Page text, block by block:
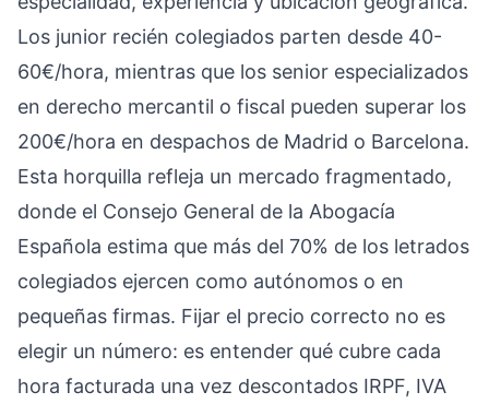
Los junior recién colegiados parten desde 40-
60€/hora, mientras que los senior especializados
en derecho mercantil o fiscal pueden superar los
200€/hora en despachos de Madrid o Barcelona.
Esta horquilla refleja un mercado fragmentado,
donde el Consejo General de la Abogacía
Española estima que más del 70% de los letrados
colegiados ejercen como autónomos o en
pequeñas firmas. Fijar el precio correcto no es
elegir un número: es entender qué cubre cada
hora facturada una vez descontados IRPF, IVA